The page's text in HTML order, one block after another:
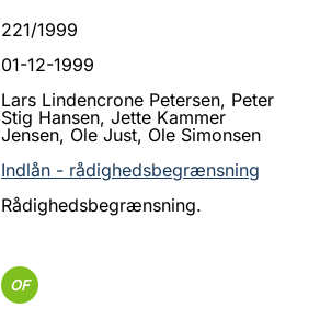
221/1999
01-12-1999
Lars Lindencrone Petersen, Peter
Stig Hansen, Jette Kammer
Jensen, Ole Just, Ole Simonsen
Indlån - rådighedsbegrænsning
Rådighedsbegrænsning.
OF